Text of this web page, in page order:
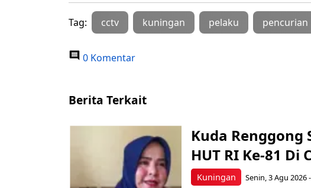
Tag: cctv kuningan pelaku pencurian
0 Komentar
Berita Terkait
Kuningan
Kuda
HUT RI Ke-81 Di
Senin, 3 Agu 2026